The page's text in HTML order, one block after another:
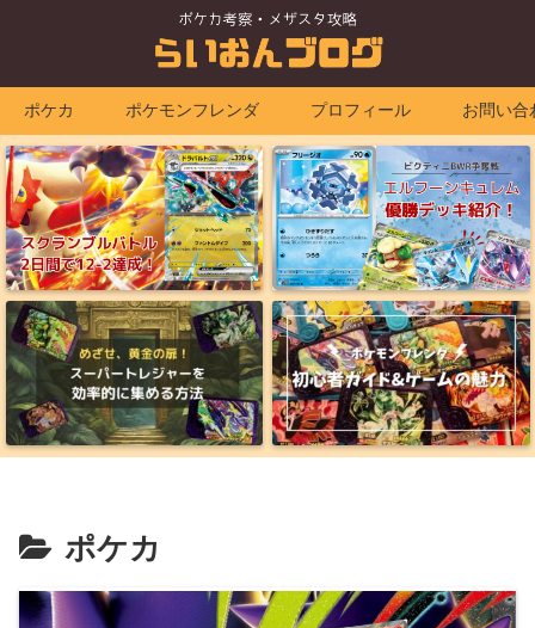
ポケカ ポケモンフレンダ プロフィール お問い合
ポケカ